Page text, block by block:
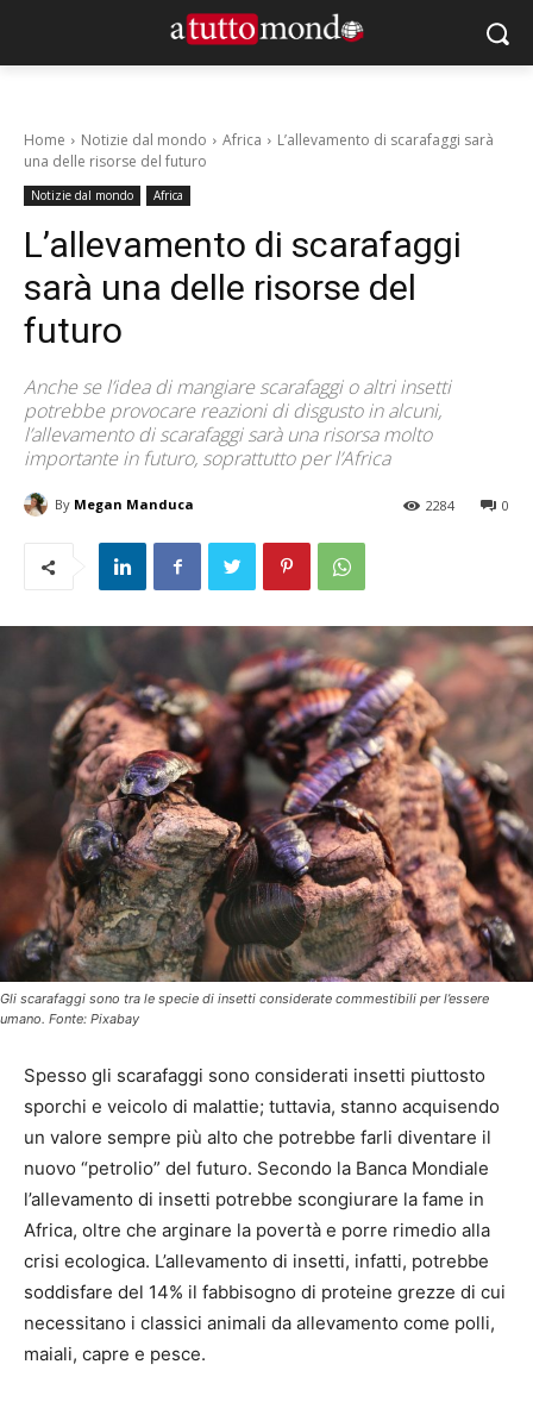
Home Notizie dal mondo Africa
L’allevamento di scarafaggi sarà
una delle risorse del futuro
Notizie dal mondo Africa
L’allevamento di scarafaggi
sarà una delle risorse del
futuro
Anche se l’idea di mangiare scarafaggi o altri insetti
potrebbe provocare reazioni di disgusto in alcuni,
l’allevamento di scarafaggi sarà una risorsa molto
importante in futuro, soprattutto per l’Africa
By Megan Manduca 0
2284
Gli scarafaggi sono tra le specie di insetti considerate commestibili per l’essere
umano. Fonte: Pixabay
Spesso gli scarafaggi sono considerati insetti piuttosto
sporchi e veicolo di malattie; tuttavia, stanno acquisendo
un valore sempre più alto che potrebbe farli diventare il
nuovo “petrolio” del futuro. Secondo la Banca Mondiale
l’allevamento di insetti potrebbe scongiurare la fame in
Africa, oltre che arginare la povertà e porre rimedio alla
crisi ecologica. L’allevamento di insetti, infatti, potrebbe
soddisfare del 14% il fabbisogno di proteine grezze di cui
necessitano i classici animali da allevamento come polli,
maiali, capre e pesce.